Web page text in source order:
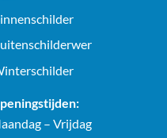
– Vrijdag